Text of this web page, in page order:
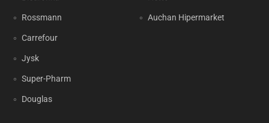
Rossmann
Carrefour
Jysk
Super-Pharm
Douglas
Auchan Hipermarket